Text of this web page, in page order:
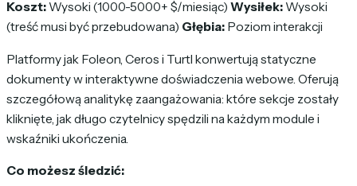
Koszt: Wysoki (1000-5000+ $/miesiąc) Wysiłek: Wysoki
(treść musi być przebudowana) Głębia: Poziom interakcji
Platformy jak Foleon, Ceros i Turtl konwertują statyczne
dokumenty w interaktywne doświadczenia webowe. Oferują
szczegółową analitykę zaangażowania: które sekcje zostały
kliknięte, jak długo czytelnicy spędzili na każdym module i
wskaźniki ukończenia.
Co możesz śledzić: